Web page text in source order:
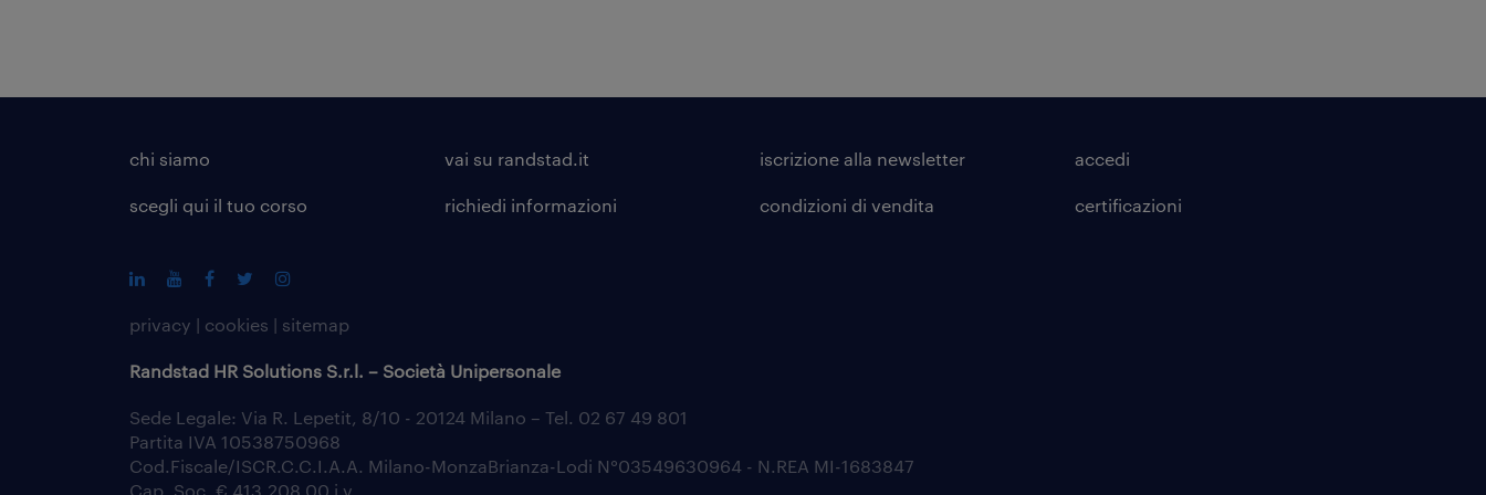
chi siamo
scegli qui il tuo corso
vai su randstad.it
richiedi informazioni
iscrizione alla newsletter
condizioni di vendita
accedi
certificazioni
privacy | cookies | sitemap
Randstad HR Solutions S.r.l. – Società Unipersonale
Sede Legale: Via R. Lepetit, 8/10 - 20124 Milano – Tel. 02 67 49 801
Partita IVA 10538750968
Cod.Fiscale/ISCR.C.C.I.A.A. Milano-MonzaBrianza-Lodi N°03549630964 - N.REA MI-1683847
Cap. Soc. € 413.208,00 i.v.